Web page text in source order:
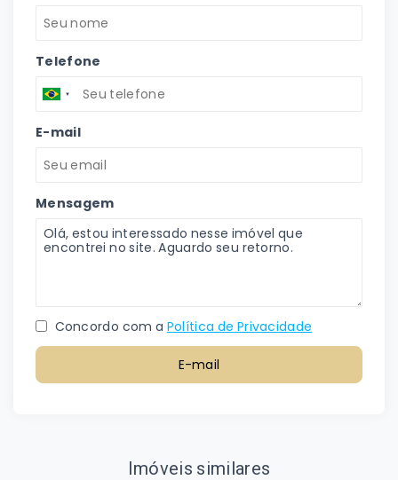
Telefone
E-mail
Mensagem
Concordo com a Política de Privacidade
E-mail
Imóveis similares